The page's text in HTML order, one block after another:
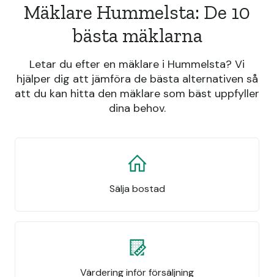
Mäklare Hummelsta: De 10
bästa mäklarna
Letar du efter en mäklare i Hummelsta? Vi
hjälper dig att jämföra de bästa alternativen så
att du kan hitta den mäklare som bäst uppfyller
dina behov.
Sälja bostad
Värdering inför försäljning